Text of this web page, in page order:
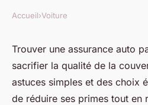
Assurance auto
conseils pour
efficacement
Accueil›Voiture
Trouver une assurance auto
sacrifier la qualité de la
astuces simples et des choix
de réduire ses primes tout en